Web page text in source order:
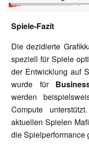
Spiele-Fazit
Die dezidierte
speziell für Spiele
der Entwicklung auf
wurde für
werden
Compute
aktuellen Spielen
die Spielperformance